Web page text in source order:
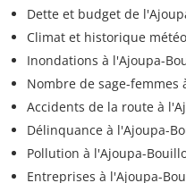
Dette et budget de
Climat et historique
Inondations à l'Ajoupa-
Nombre de sage-femmes
Accidents de la route à
Délinquance à l'Ajoupa-
Pollution à l'Ajoupa-
Entreprises à l'Ajoupa-